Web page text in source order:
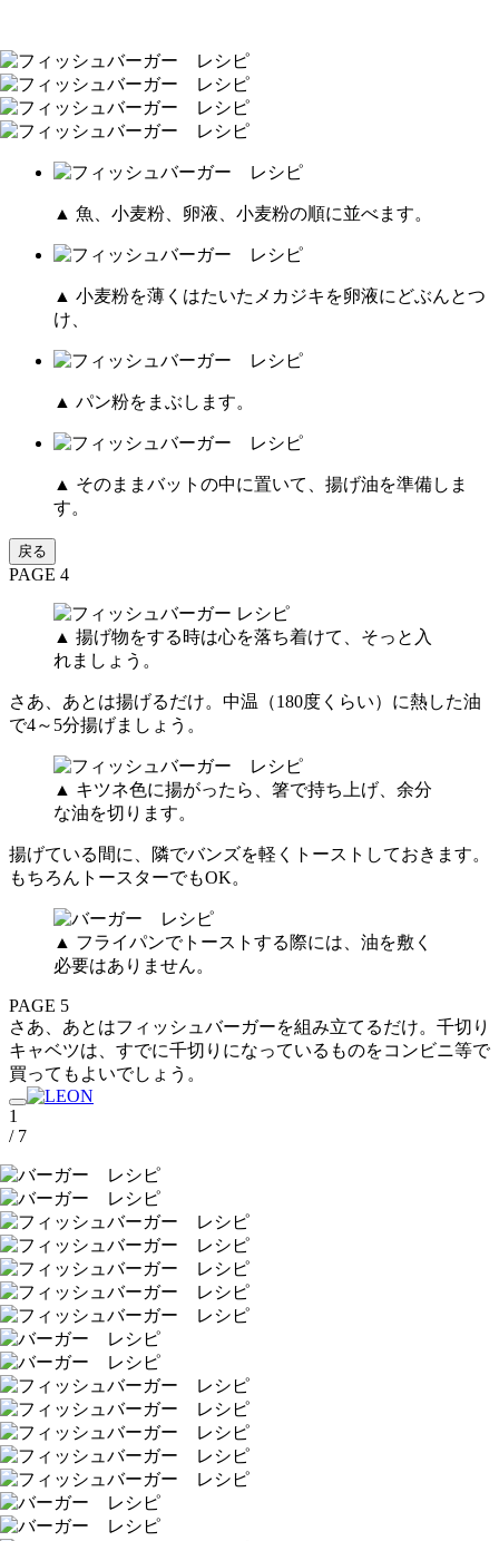
▲ 魚、小麦粉、卵液、小麦粉の順に並べます。
▲ 小麦粉を薄くはたいたメカジキを卵液にどぶんとつ
け、
▲ パン粉をまぶします。
▲ そのままバットの中に置いて、揚げ油を準備しま
す。
戻る
PAGE 4
▲ 揚げ物をする時は心を落ち着けて、そっと入
れましょう。
さあ、あとは揚げるだけ。中温（180度くらい）に熱した油
で4～5分揚げましょう。
▲ キツネ色に揚がったら、箸で持ち上げ、余分
な油を切ります。
揚げている間に、隣でバンズを軽くトーストしておきます。
もちろんトースターでもOK。
▲ フライパンでトーストする際には、油を敷く
必要はありません。
PAGE 5
さあ、あとはフィッシュバーガーを組み立てるだけ。千切り
キャベツは、すでに千切りになっているものをコンビニ等で
買ってもよいでしょう。
1
/ 7